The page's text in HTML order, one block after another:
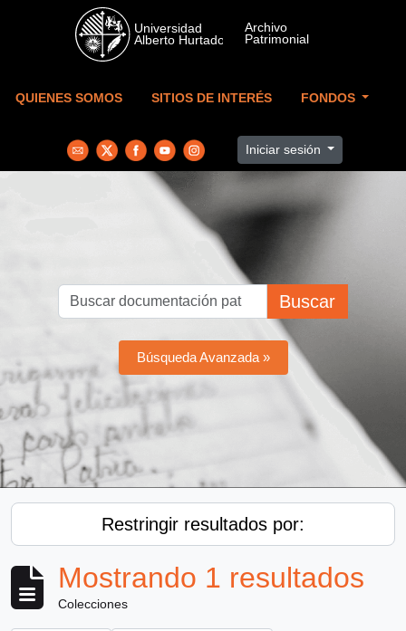
Skip to main content
QUIENES SOMOS SITIOS DE INTERÉS FONDOS
Iniciar sesión
Buscar
Búsqueda Avanzada »
Restringir resultados por:
Mostrando 1 resultados
Colecciones